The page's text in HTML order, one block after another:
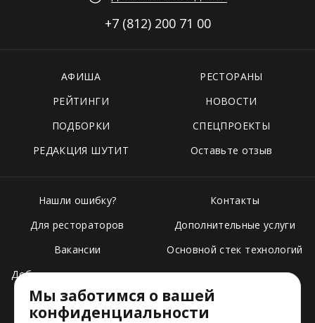
+7 (812) 200 71 00
АФИША
РЕСТОРАНЫ
РЕЙТИНГИ
НОВОСТИ
ПОДБОРКИ
СПЕЦПРОЕКТЫ
РЕДАКЦИЯ ШУТИТ
Оставьте отзыв
Нашли ошибку?
Для рестораторов
Вакансии
Добавить свое заведение
Тарифы
Контакты
Дополнительные услуги
Основной стек технологий
Мы заботимся о вашей
конфиденциальности